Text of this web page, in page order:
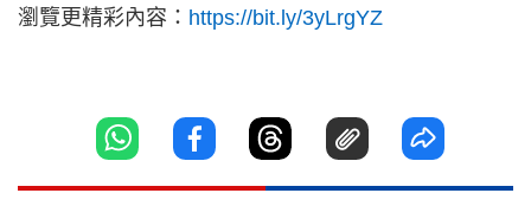
瀏覽更精彩內容： https://bit.ly/3yLrgYZ